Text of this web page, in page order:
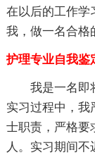
在以后的工作学
我，做一名合格
护理专业自我鉴
我是一名即将
实习过程中，我
士职责，严格要
人。实习期间